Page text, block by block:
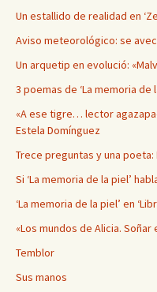
Un estallido de realidad en
Aviso meteorológico: se
Un arquetip en evolució:
3 poemas de ‘La memoria de
«A ese tigre… lector
Estela Domínguez
Trece preguntas y una
Si ‘La memoria de la piel’
‘La memoria de la piel’ en
«Los mundos de Alicia.
Temblor
Sus manos